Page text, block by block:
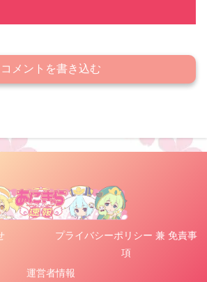
コメントを書き込む
プライバシーポリシー 兼 免責事
項
運営者情報